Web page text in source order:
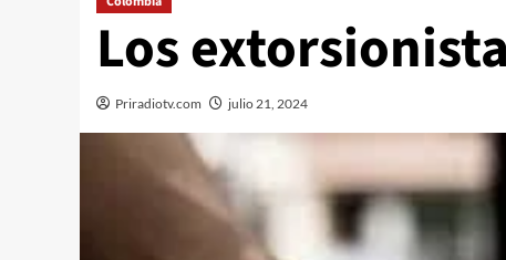
Los
Priradiotv.com julio 21, 2024